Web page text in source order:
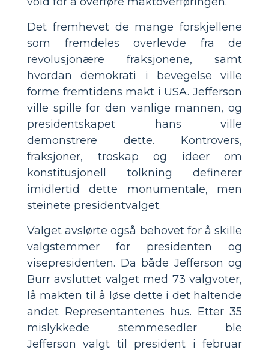
Det fremhevet de mange forskjellene
som fremdeles overlevde fra de
revolusjonære fraksjonene, samt
hvordan demokrati i bevegelse ville
forme fremtidens makt i USA. Jefferson
ville spille for den vanlige mannen, og
presidentskapet hans ville
demonstrere dette. Kontrovers,
fraksjoner, troskap og ideer om
konstitusjonell tolkning definerer
imidlertid dette monumentale, men
steinete presidentvalget.
Valget avslørte også behovet for å skille
valgstemmer for presidenten og
visepresidenten. Da både Jefferson og
Burr avsluttet valget med 73 valgvoter,
lå makten til å løse dette i det haltende
andet Representantenes hus. Etter 35
mislykkede stemmesedler ble
Jefferson valgt til president i februar